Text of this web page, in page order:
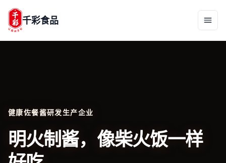
千彩食品
健康佐餐酱研发生产企业
明火制酱，像柴火饭一样